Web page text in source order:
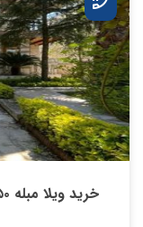
خرید ویلا مبله ۳۵۰ متری سند دار نزدیک جنگل و دریا